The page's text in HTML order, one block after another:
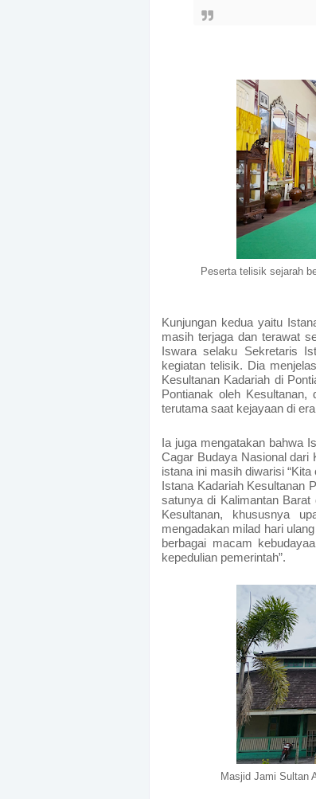
Peserta telisik sejarah
Kunjungan kedua yaitu
masih terjaga dan terawat
Iswara selaku Sekretaris
kegiatan telisik. Dia
Kesultanan Kadariah di
Pontianak oleh
terutama saat kejayaan di
Ia juga mengatakan bahwa
Cagar Budaya Nasional dari
istana ini masih diwarisi
Istana Kadariah Kesultanan
satunya di Kalimantan Barat
Kesultanan, khususnya
mengadakan milad hari
berbagai macam
kepedulian pemerintah”.
Masjid Jami Sultan